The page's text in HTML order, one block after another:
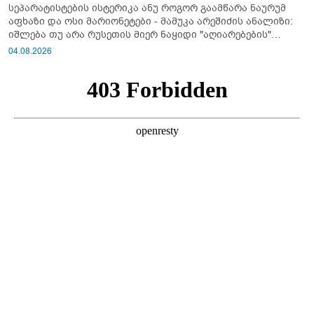
სეპარატისტების ისტერიკა ანუ როგორ გაამწარა ნაურუმ
აფხაზი და ოსი მარიონეტები - მამუკა არეშიძის ანალიზი:
იშლება თუ არა რუსეთის მიერ ნაყიდი "აღიარებების"
სისტემა?!
04.08.2026